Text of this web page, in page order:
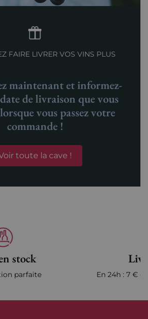
FAIRE LIVRER VOS VINS PLUS
maintenant et informez-
de livraison que vous
vous passez votre
commande !
toute la cave !
stock
parfaite En 24h : 7 €